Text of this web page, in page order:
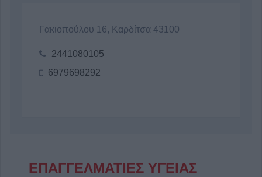
Γακιοπούλου 16, Καρδίτσα 43100
2441080105
6979698292
ΕΠΑΓΓΕΛΜΑΤΙΕΣ ΥΓΕΙΑΣ